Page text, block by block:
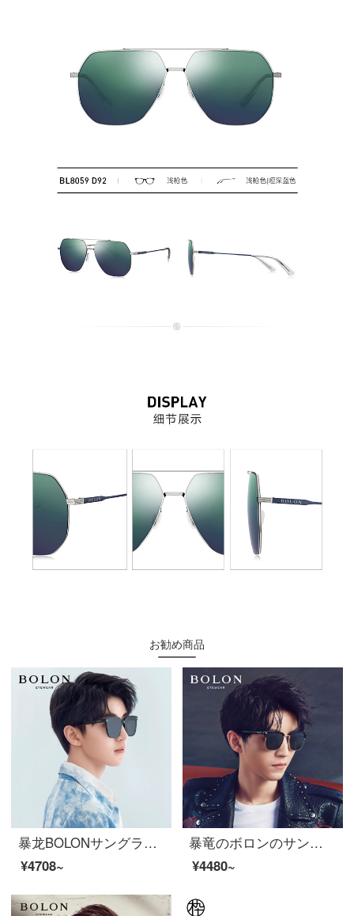
お勧め商品
暴龙BOLONサングラススター王俊凱同款サングラス
¥4708~
暴竜のボロンのサングラスの王俊凱の同じタイプの男性の偏光の太陽のメガネD形の枠のサングラスのBL 6081 C 10
¥4480~